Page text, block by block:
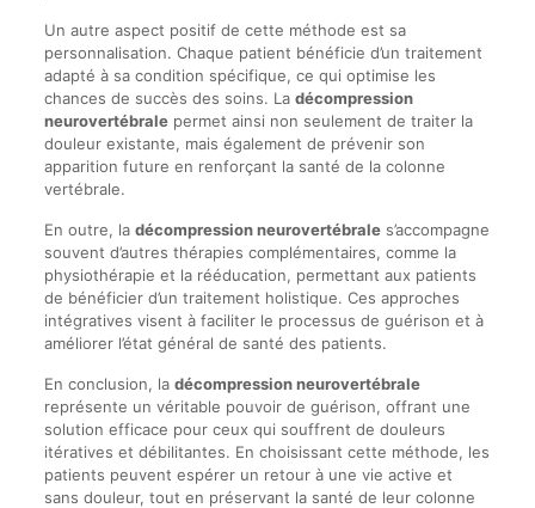
Un autre aspect positif de cette méthode est sa
personnalisation. Chaque patient bénéficie d’un traitement
adapté à sa condition spécifique, ce qui optimise les
chances de succès des soins. La décompression
neurovertébralepermet ainsi non seulement de traiter la
douleur existante, mais également de prévenir son
apparition future en renforçant la santé de la colonne
vertébrale.
En outre, la décompression neurovertébrales’accompagne
souvent d’autres thérapies complémentaires, comme la
physiothérapie et la rééducation, permettant aux patients
de bénéficier d’un traitement holistique. Ces approches
intégratives visent à faciliter le processus de guérison et à
améliorer l’état général de santé des patients.
En conclusion, la décompression neurovertébrale
représente un véritable pouvoir de guérison, offrant une
solution efficace pour ceux qui souffrent de douleurs
itératives et débilitantes. En choisissant cette méthode, les
patients peuvent espérer un retour à une vie active et
sans douleur, tout en préservant la santé de leur colonne